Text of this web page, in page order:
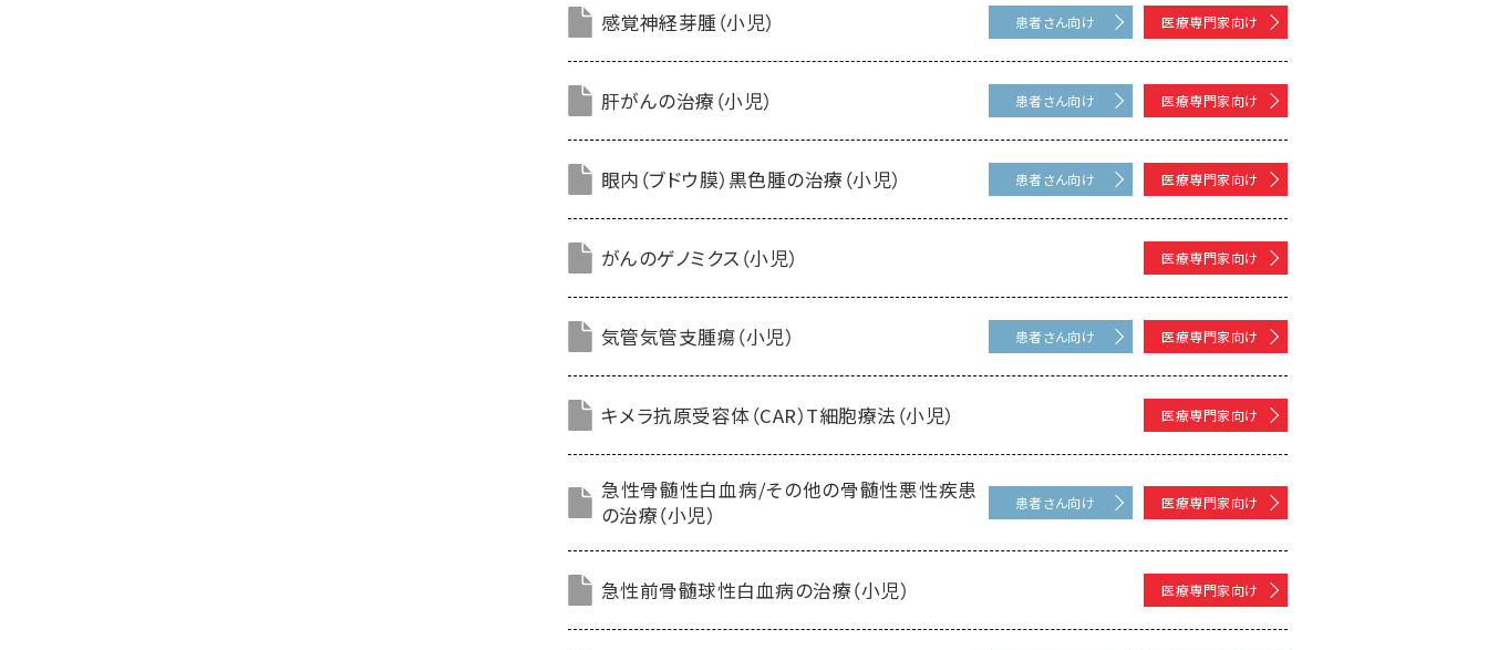
感覚神経芽腫（小児） 医療専門家向け
患者さん向け
肝がんの治療（小児） 医療専門家向け
患者さん向け
眼内（ブドウ膜）黒色腫の治療（小児） 医療専門家向け
患者さん向け
がんのゲノミクス（小児） 医療専門家向け
気管気管支腫瘍（小児） 医療専門家向け
患者さん向け
キメラ抗原受容体（CAR）T細胞療法（小児） 医療専門家向け
急性骨髄性白血病/その他の骨髄性悪性疾患
の治療（小児）
医療専門家向け
患者さん向け
急性前骨髄球性白血病の治療（小児） 医療専門家向け